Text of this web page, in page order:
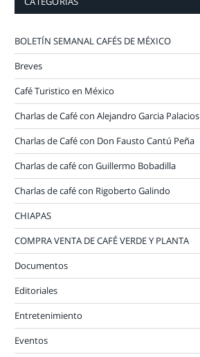
BOLETÍN SEMANAL CAFÉS DE MÉXICO
Breves
Café Turistico en México
Charlas de Café con Alejandro Garcia Palacios
Charlas de Café con Don Fausto Cantú Peña
Charlas de café con Guillermo Bobadilla
Charlas de café con Rigoberto Galindo
CHIAPAS
COMPRA VENTA DE CAFÉ VERDE Y PLANTA
Documentos
Editoriales
Entretenimiento
Eventos